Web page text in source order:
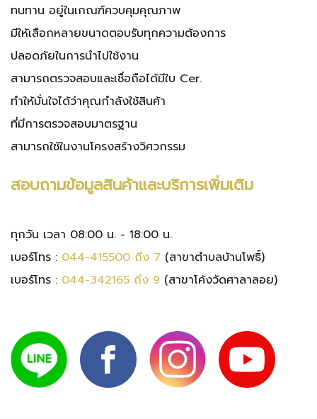
ทนทาน อยู่ในเกณฑ์ควบคุมคุณภาพ
มีให้เลือกหลายขนาดตอบรับทุกความต้องการ
ปลอดภัยในการนำไปใช้งาน
สามารถตรวจสอบและเชื่อถือได้มีใบ Cer.
ทำให้มั่นใจได้ว่าคุณกำลังใช้สินค้า
ที่มีการตรวจสอบมาตรฐาน
สามารถใช้ในงานโครงสร้างวิศวกรรม
สอบถามข้อมูลสินค้าและบริการเพิ่มเติม
ทุกวัน เวลา 08:00 น. - 18:00 น.
เบอร์โทร : 044-415500 ถึง 7 (สาขาตำบลบ้านโพธิ์)
เบอร์โทร : 044-342165 ถึง 9 (สาขาโค้งวัดศาลาลอย)